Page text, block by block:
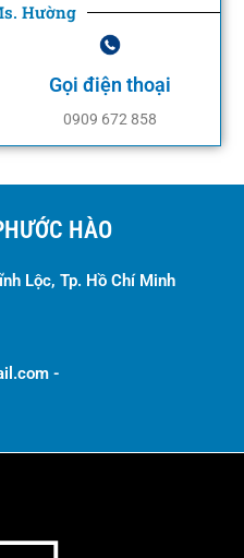
Hường
Gọi điện thoại
0909 672 858
HÀO
Lộc, Tp. Hồ Chí Minh
-